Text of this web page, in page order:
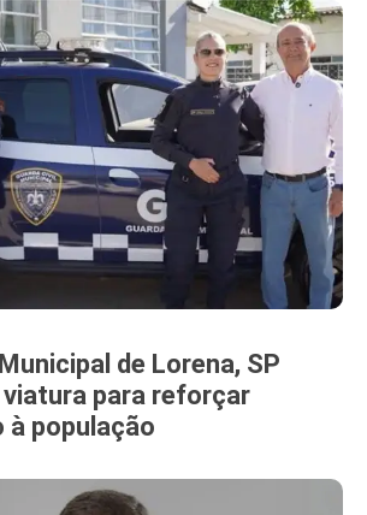
de Lorena, SP
para reforçar
população